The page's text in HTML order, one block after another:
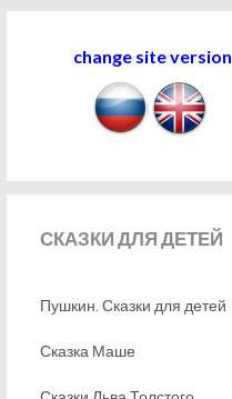
change site version
СКАЗКИДЛЯ ДЕТЕЙ
Пушкин. Сказки для детей
Сказка Маше